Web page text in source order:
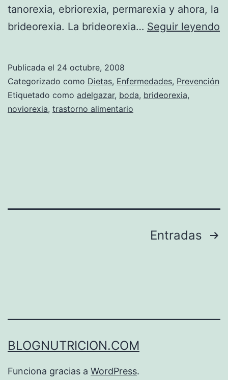
tanorexia, ebriorexia, permarexia y ahora, la
brideorexia. La brideorexia… Seguir leyendo
Publicada el 24 octubre, 2008
Categorizado como Dietas, Enfermedades, Prevención
Etiquetado como adelgazar, boda, brideorexia,
noviorexia, trastorno alimentario
Entradas
BLOGNUTRICION.COM
Funciona gracias a WordPress.